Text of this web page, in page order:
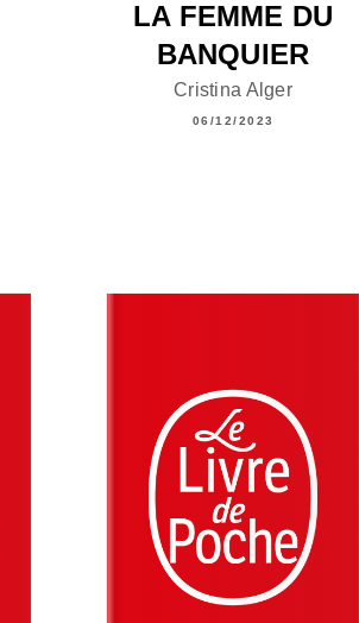
LA FEMME DU
BANQUIER
Cristina Alger
06/12/2023